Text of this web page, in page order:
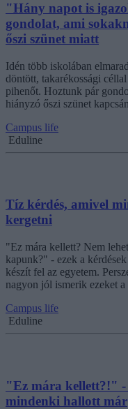
"Hány napot is
gondolat, ami
őszi szünet miatt
Idén több iskolában
döntött, takarékossági
pihenőt. Hoztunk pár
hiányzó őszi szünet
Campus life
Eduline
Tíz kérdés, amivel
kergetni
"Ez mára kellett? Nem
kapunk?" - ezek a
készít fel az egyetem.
nagyon jól ismerik ezeket a
Campus life
Eduline
"Ez mára kellett?!"
mindenki hallott már